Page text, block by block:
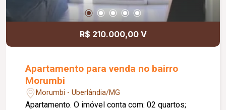
R$ 210.000,00 V
Apartamento para venda no bairro
Morumbi
Morumbi - Uberlândia/MG
Apartamento. O imóvel conta com: 02 quartos;